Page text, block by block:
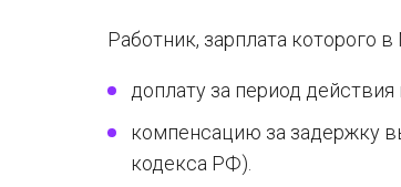
Работник, зарплата
доплату за период
компенсацию за задержку
кодекса РФ).